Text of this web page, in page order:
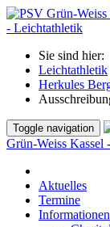
- Leichtathletik
Sie sind hier:
Leichtathletik
Herkules
Toggle navigation
Grün-Weiss Kassel
Aktuelles
Termine
Informationen